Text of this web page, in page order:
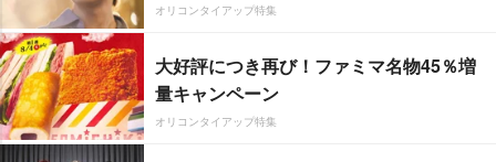
オリコンタイアップ特集
大好評につき再び！ファミマ名物45％増
量キャンペーン
オリコンタイアップ特集